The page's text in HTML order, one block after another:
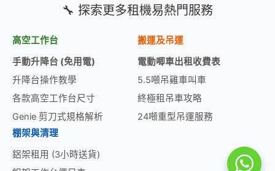
🔧 探索更多租機易熱門服務
高空工作台
手動升降台 (免用電)
升降台操作教學
各款高空工作台尺寸
Genie 剪刀式規格解析
搬運及吊運
電動唧車出租收費表
5.5噸吊雞車叫車
終極租吊車攻略
24噸重型吊運服務
棚架與清理
鋁架租用 (3小時送貨)